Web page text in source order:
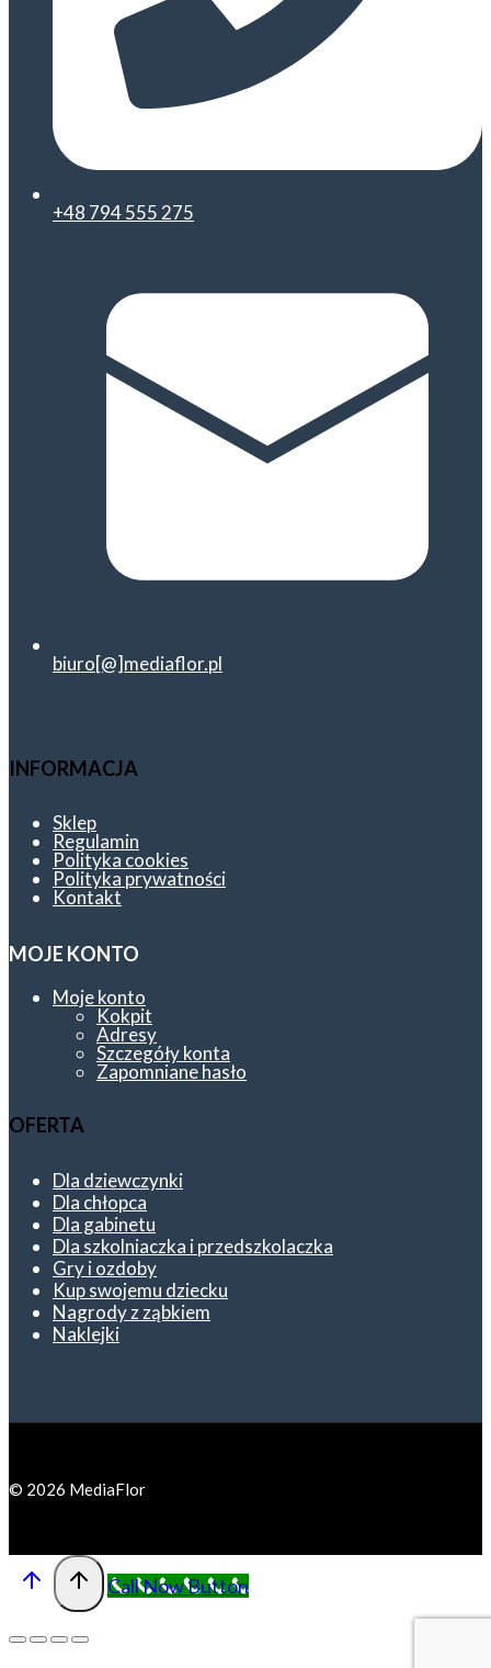
+48 794 555 275
biuro[@]mediaflor.pl
INFORMACJA
Sklep
Regulamin
Polityka cookies
Polityka prywatności
Kontakt
MOJE KONTO
Moje konto
Kokpit
Adresy
Szczegóły konta
Zapomniane hasło
OFERTA
Dla dziewczynki
Dla chłopca
Dla gabinetu
Dla szkolniaczka i przedszkolaczka
Gry i ozdoby
Kup swojemu dziecku
Nagrody z ząbkiem
Naklejki
© 2026 MediaFlor
Call Now Button